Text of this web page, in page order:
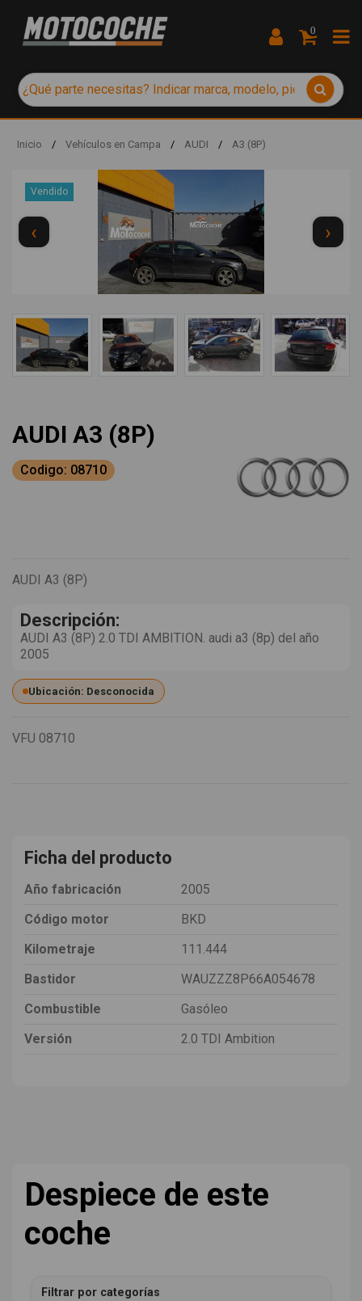
0
Inicio / Vehículos en Campa / AUDI / A3 (8P)
Vendido
‹ ›
AUDI A3 (8P)
Codigo: 08710
AUDI A3 (8P)
Descripción:
AUDI A3 (8P) 2.0 TDI AMBITION. audi a3 (8p) del año
2005
Ubicación: Desconocida
VFU 08710
Ficha del producto
Año fabricación
2005
Código motor
BKD
Kilometraje
111.444
Bastidor
WAUZZZ8P66A054678
Combustible
Gasóleo
Versión
2.0 TDI Ambition
Despiece de este
coche
Filtrar por categorías